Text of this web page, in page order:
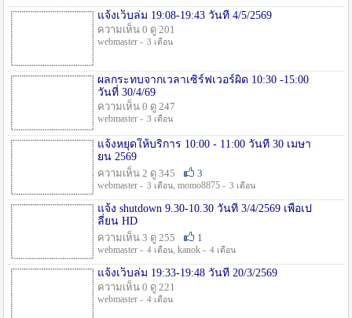
แจ้งเว็บล่ม 19:08-19:43 วันที่ 4/5/2569
ความเห็น 0 ดู 201
webmaster - 3 เดือน
ผลกระทบจากเวลาเซิร์ฟเวอร์ผิด 10:30 -15:00
วันที่ 30/4/69
ความเห็น 0 ดู 247
webmaster - 3 เดือน
แจ้งหยุดให้บริการ 10:00 - 11:00 วันที่ 30 เมษา
ยน 2569
ความเห็น 2 ดู 345
3
webmaster - 3 เดือน, momo8875 - 3 เดือน
แจ้ง shutdown 9.30-10.30 วันที่ 3/4/2569 เพื่อเป
ลี่ยน HD
ความเห็น 3 ดู 255
1
webmaster - 4 เดือน, kanok - 4 เดือน
แจ้งเว็บล่ม 19:33-19:48 วันที่ 20/3/2569
ความเห็น 0 ดู 221
webmaster - 4 เดือน